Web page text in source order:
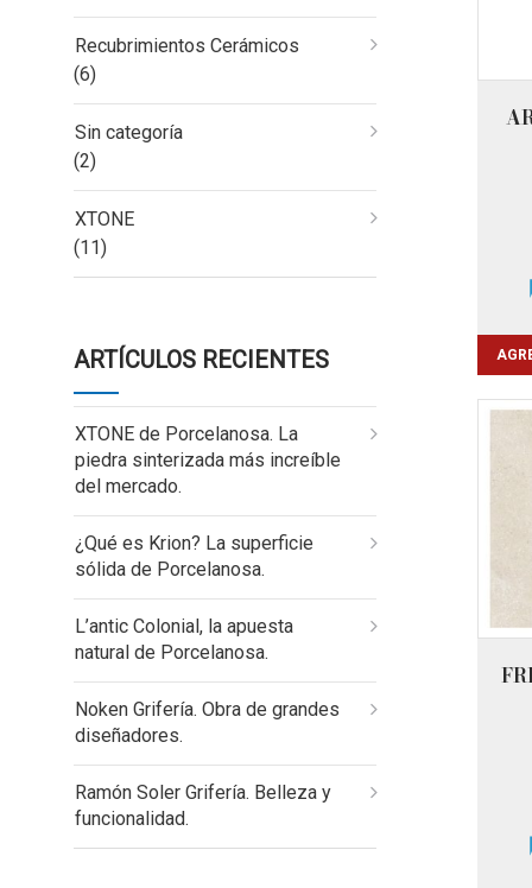
Recubrimientos Cerámicos
(6)
Sin categoría
(2)
XTONE
(11)
ARTÍCULOS RECIENTES
XTONE de Porcelanosa. La
piedra sinterizada más increíble
del mercado.
¿Qué es Krion? La superficie
sólida de Porcelanosa.
L’antic Colonial, la apuesta
natural de Porcelanosa.
Noken Grifería. Obra de grandes
diseñadores.
Ramón Soler Grifería. Belleza y
funcionalidad.